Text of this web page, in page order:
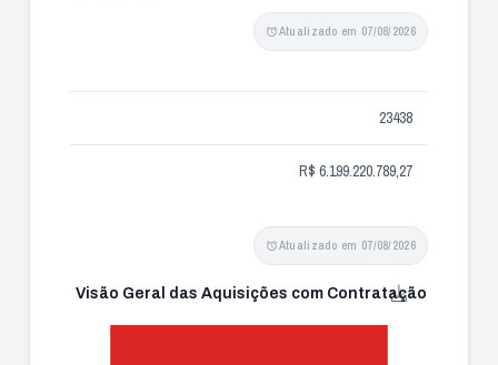
Atualizado em 07/08/2026
23438
R$ 6.199.220.789,27
Atualizado em 07/08/2026